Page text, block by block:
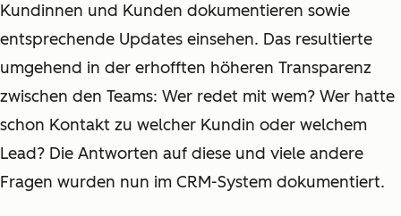
Kundinnen und Kunden dokumentieren sowie
entsprechende Updates einsehen. Das resultierte
umgehend in der erhofften höheren Transparenz
zwischen den Teams: Wer redet mit wem? Wer hatte
schon Kontakt zu welcher Kundin oder welchem
Lead? Die Antworten auf diese und viele andere
Fragen wurden nun im CRM-System dokumentiert.